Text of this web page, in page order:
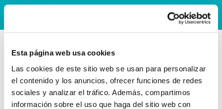
Esta página web usa cookies
Las cookies de este sitio web se usan para personalizar
el contenido y los anuncios, ofrecer funciones de redes
sociales y analizar el tráfico. Además, compartimos
información sobre el uso que haga del sitio web con